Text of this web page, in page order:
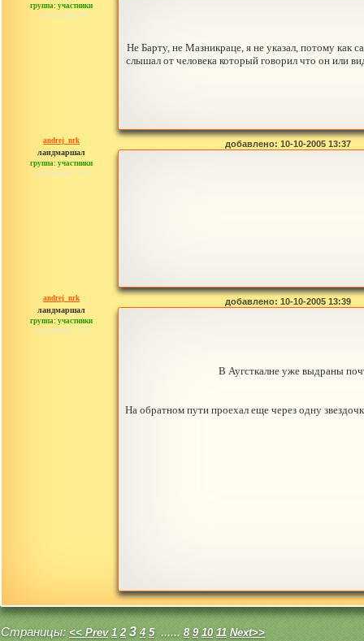
группа: участники
сообщений: 44
Не Барту, не Мазникраце, я не указал, потому как
слышал от человека который говорил что он или
andrej_nrk
ландмаршал
группа: участники
сообщений: 153
добавлено: 10-10-2005 13:37
andrej_nrk
ландмаршал
группа: участники
сообщений: 153
добавлено: 10-10-2005 13:39
В Аугсткалне уже выдраны
На обратном пути проехал еще через одну
Страницы: << Prev 1 2 3 4 5...... 8 9 10 11 Next>>